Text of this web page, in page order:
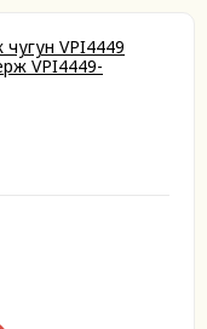
VPI4449
VPI4449-